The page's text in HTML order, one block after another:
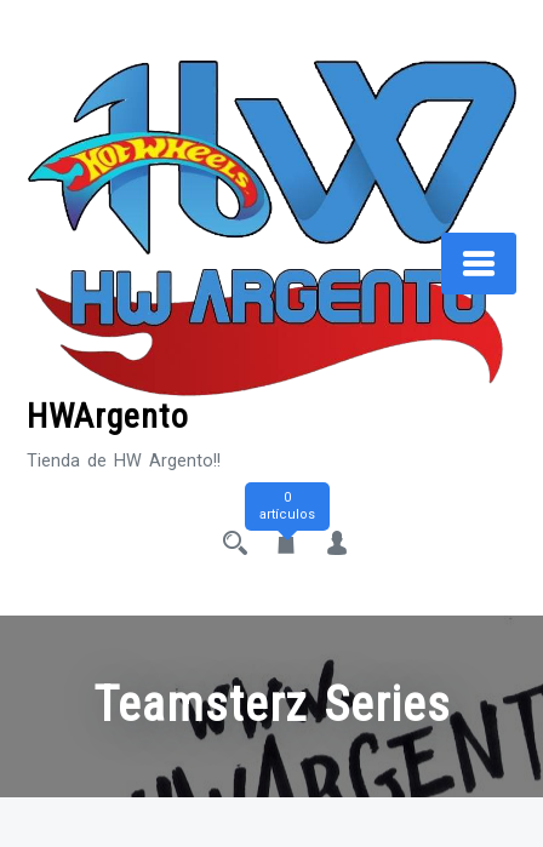
HWArgento
Tienda de HW Argento!!
0
artículos
Teamsterz Series